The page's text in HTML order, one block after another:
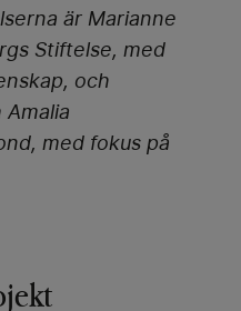
är Marianne
Stiftelse, med
och
Amalia
med fokus på